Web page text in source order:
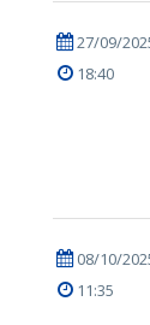
27/09/
18:40
08/10/
11:35